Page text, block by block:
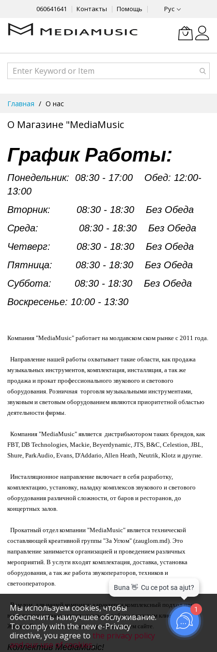
Мы используем cookies, чтобы
обеспечить наилучшее обслуживание.
To comply with the new e-Privacy
directive, you agree to the privacy policy
and our use of cookies.
060641641 Контакты Помощь Рус
Content
Главная О нас
О Магазине "MediaMusic
График Работы:
Понедельник:
08:30 - 17:00 Обед: 12:00-
13:00
Вторник:
08:30 - 18:30 Без Обеда
Среда:
08:30 - 18:30
Без Обеда
Четверг:
08:30 - 18:30
Без Обеда
Пятница:
08:30 - 18:30
Без Обеда
Суббота: 08:30 - 18:30
Без Обеда
Воскресенье: 10:00 - 13:30
Компания "MediaMusic" работает на молдавском ском рынке с 2011 года.
Направление нашей работы охватывает такие области, как продажа
музыкальных инструментов, комплектация, инсталляция, а так же
продажа и прокат профессионального звукового и светового
оборудования. Розничная торговля музыкальными инструментами,
звуковым и световым оборудованием являются приоритетной областью
деятельности фирмы.
Компания "MediaMusic" является дистрибьютором таких брендов, как
FBT, DB Technologies, Mackie, Beyerdynamic, JTS, B&C, Celestion, JBL,
Shure, ParkAudio, Evans, D'Addario, Allen Heath, Neutrik, Klotz и другие.
Инсталляционное направление включает в себя разработку,
комплектацию, установку, наладку комплексов звукового и светового
оборудования различной сложности, от баров и ресторанов, до
концертных залов.
Прокатный отдел компании "MediaMusic" является технической
составляющей креативной группы "За Углом" (zauglom.md). Это
направление занимается организацией и проведением различных
мероприятий. В услуги входят комплектация, доставка, установка
оборудования, а так же работа звукоператоров, техников и
светооператоров.
В целом, для нашей компании характерен комплексный подход при
выполнении заказов, индивидуальная работа с каждым клиентом.
Желаем Вам приятно провести время на нашем сайте.
Коллектив MediaMusic!
1